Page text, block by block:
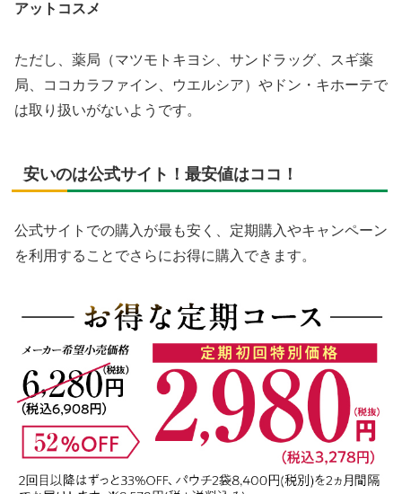
アットコスメ
ただし、薬局（マツモトキヨシ、サンドラッグ、スギ薬
局、ココカラファイン、ウエルシア）やドン・キホーテで
は取り扱いがないようです。
安いのは公式サイト！最安値はココ！
公式サイトでの購入が最も安く、定期購入やキャンペーン
を利用することでさらにお得に購入できます。